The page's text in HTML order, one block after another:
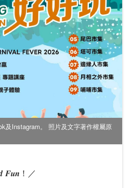
及Instagram。 照片及文字著作權屬原
𝑭𝒖𝒏！／